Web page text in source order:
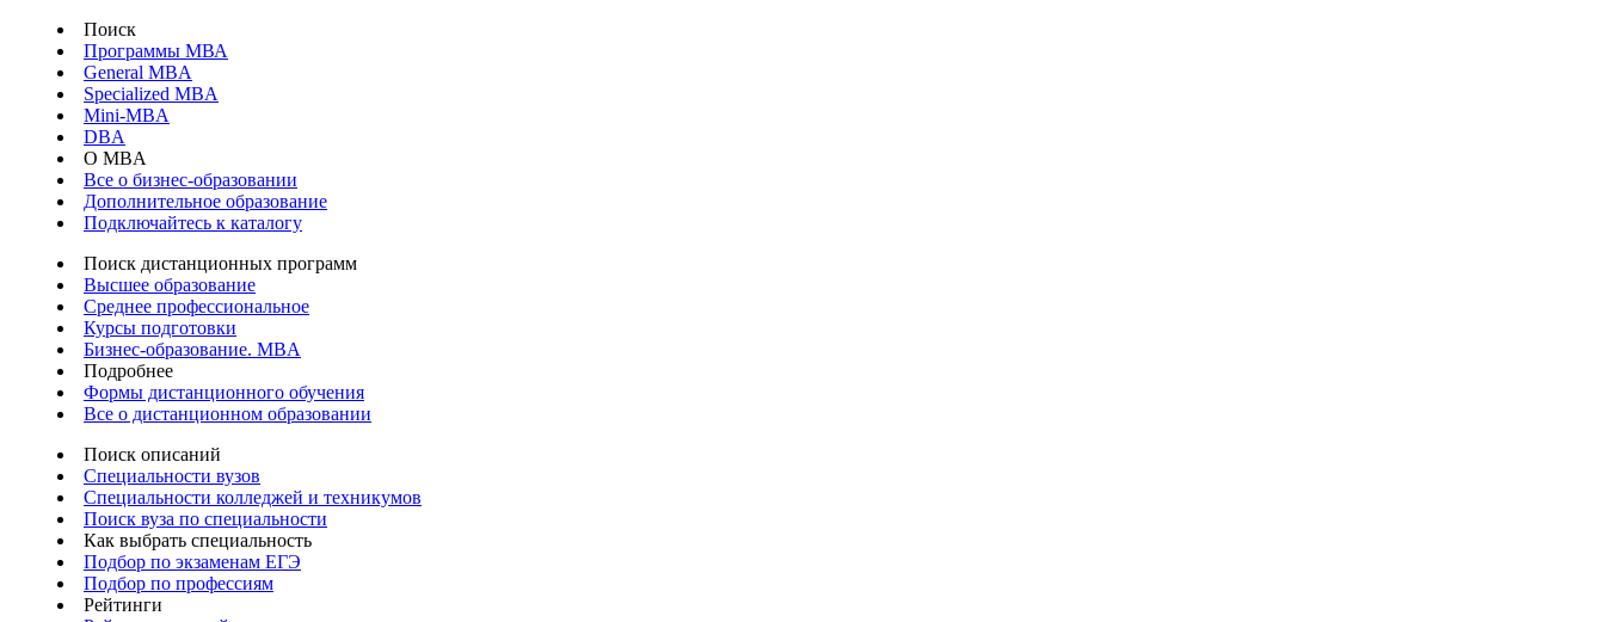
Поиск
Программы МВА
General MBA
Specialized MBA
Mini-MBA
DBA
О MBA
Все о бизнес-образовании
Дополнительное образование
Подключайтесь к каталогу
Поиск дистанционных программ
Высшее образование
Среднее профессиональное
Курсы подготовки
Бизнес-образование. MBA
Подробнее
Формы дистанционного обучения
Все о дистанционном образовании
Поиск описаний
Специальности вузов
Специальности колледжей и техникумов
Поиск вуза по специальности
Как выбрать специальность
Подбор по экзаменам ЕГЭ
Подбор по профессиям
Рейтинги